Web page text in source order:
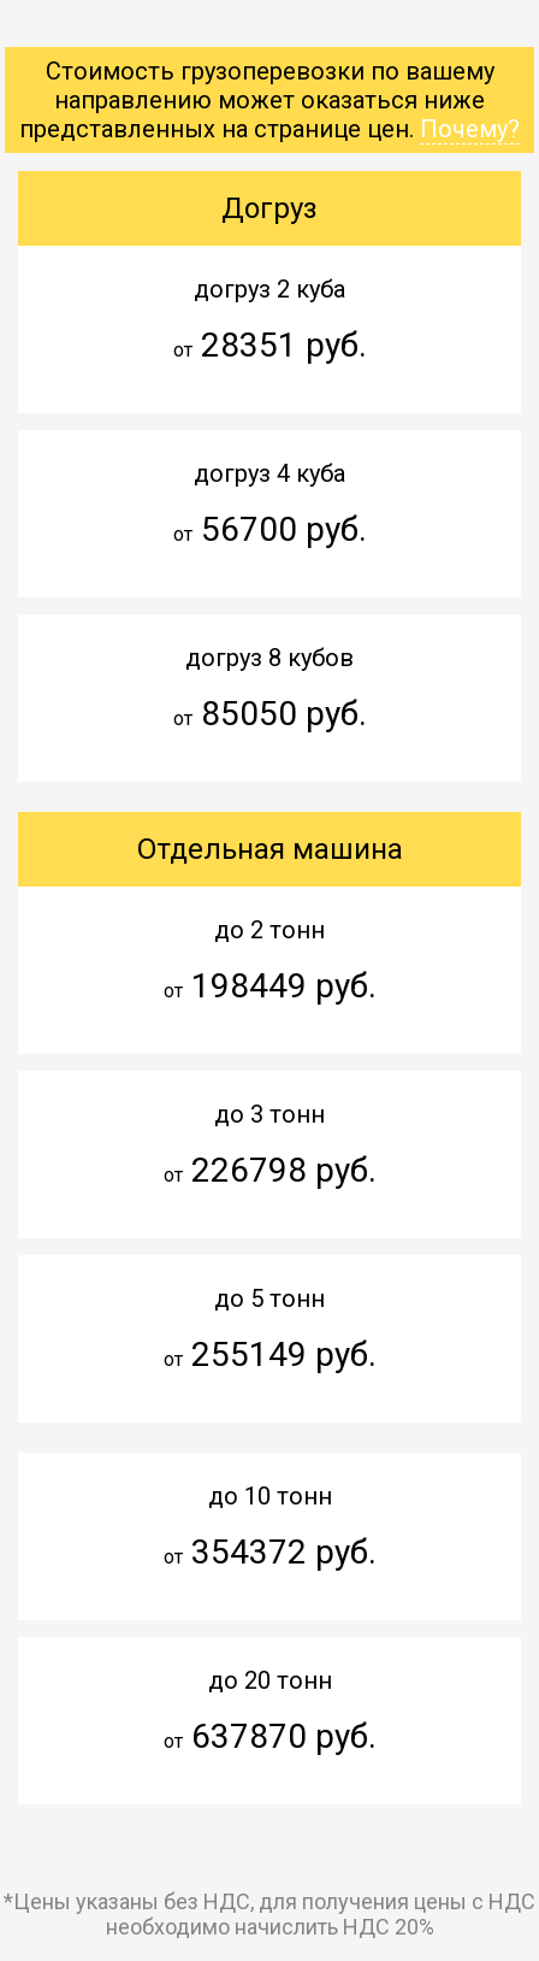
Стоимость грузоперевозки по вашему
направлению может оказаться ниже
представленных на странице цен. Почему?
Догруз
догруз 2 куба
от28351 руб.
догруз 4 куба
от56700 руб.
догруз 8 кубов
от85050 руб.
Отдельная машина
до 2 тонн
от198449 руб.
до 3 тонн
от226798 руб.
до 5 тонн
от255149 руб.
до 10 тонн
от354372 руб.
до 20 тонн
от637870 руб.
*Цены указаны без НДС, для получения цены с НДС
необходимо начислить НДС 20%